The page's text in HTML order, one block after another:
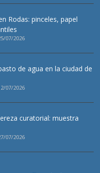
Rodas: pinceles, papel
07/2026
de agua en la ciudad de
07/2026
curatorial: muestra
07/2026